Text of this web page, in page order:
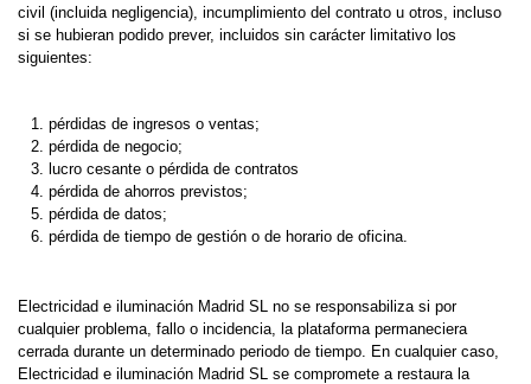
civil (incluida negligencia), incumplimiento del contrato u otros, incluso
si se hubieran podido prever, incluidos sin carácter limitativo los
siguientes:
pérdidas de ingresos o ventas;
pérdida de negocio;
lucro cesante o pérdida de contratos
pérdida de ahorros previstos;
pérdida de datos;
pérdida de tiempo de gestión o de horario de oficina.
Electricidad e iluminación Madrid SL no se responsabiliza si por
cualquier problema, fallo o incidencia, la plataforma permaneciera
cerrada durante un determinado periodo de tiempo. En cualquier caso,
Electricidad e iluminación Madrid SL se compromete a restaura la